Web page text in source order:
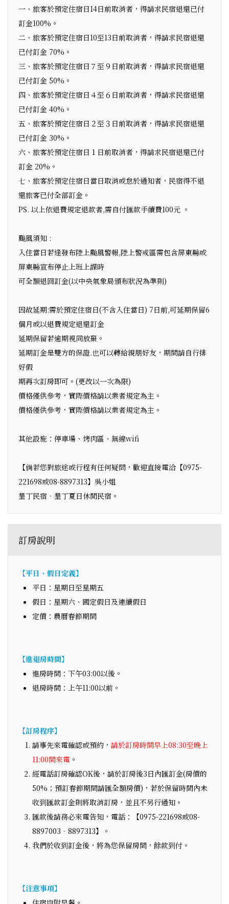
一、旅客於預定住宿日14日前取消者，得請求民宿退還已付
訂金100%。
二、旅客於預定住宿日10至13日前取消者，得請求民宿退還
已付訂金 70%。
三、旅客於預定住宿日７至９日前取消者，得請求民宿退還
已付訂金 50%。
四、旅客於預定住宿日４至６日前取消者，得請求民宿退還
已付訂金 40%。
五、旅客於預定住宿日２至３日前取消者，得請求民宿退還
已付訂金 30%。
六、旅客於預定住宿日 1 日前取消者，得請求民宿退還已付
訂金 20%。
七、旅客於預定住宿日當日取消或怠於通知者，民宿得不退
還旅客已付全部訂金。
PS. 以上依退費規定退款者,需自付匯款手續費100元 。
颱風須知 :
入住當日若逢發布陸上颱風警報,陸上警戒區需包含屏東縣或
屏東縣宣布停止上班上課時
可全額退回訂金(以中央氣象局頒布狀況為準則)
因故延期:需於預定住宿日(不含入住當日) 7日前,可延期保留6
個月或以退費規定退還訂金
延期保留若逾期視同放棄。
延期訂金是雙方的保證.也可以轉給親朋好友，期間請自行排
好假
期再次訂房即可。(更改以一次為限)
價格僅供參考，實際價格請以業者規定為主。
價格僅供參考，實際價格請以業者規定為主。
其他設施：停車場、烤肉區、無線wifi
【倘若您對旅途或行程有任何疑問，歡迎直接電洽【0975-
221698或08-8897313】吳小姐
墾丁民宿‧墾丁夏日休閒民宿。
訂房說明
【平日、假日定義】
平日：星期日至星期五
假日：星期六、國定假日及連續假日
定價：農曆春節期間
【進退房時間】
進房時間：下午03:00以後。
退房時間：上午11:00以前。
【訂房程序】
請事先來電確認或預約， 請於訂房時間早上08:30至晚上
11:00間來電 。
經電話訂房確認OK後，請於訂房後3日內匯訂金(房價的
50%；預訂春節期間請匯全額房價)，若於保留時間內未
收到匯款訂金則將取消訂房，並且不另行通知。
匯款後請務必來電告知，電話：【0975-221698或08-
8897003．8897313】。
我們於收到訂金後，將為您保留房間，餘款到付。
【注意事項】